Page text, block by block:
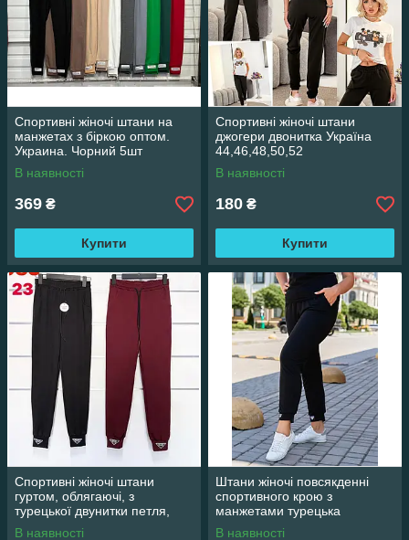
Спортивні жіночі штани на
манжетах з біркою оптом.
Украина. Чорний 5шт
В наявності
369 ₴
Купити
Спортивні жіночі штани
джогери двонитка Україна
44,46,48,50,52
В наявності
180 ₴
Купити
Спортивні жіночі штани
гуртом, облягаючі, з
турецької двунитки петля,
Україна. Розміри 42, 44, 46,
В наявності
Штани жіночі повсякденні
спортивного крою з
манжетами турецька
двонитка рр S, M, L, XL
В наявності